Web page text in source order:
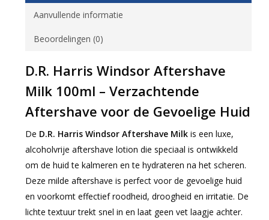
Aanvullende informatie
Beoordelingen (0)
D.R. Harris Windsor Aftershave
Milk 100ml – Verzachtende
Aftershave voor de Gevoelige Huid
De D.R. Harris Windsor Aftershave Milkis een luxe,
alcoholvrije aftershave lotion die speciaal is ontwikkeld
om de huid te kalmeren en te hydrateren na het scheren.
Deze milde aftershave is perfect voor de gevoelige huid
en voorkomt effectief roodheid, droogheid en irritatie. De
lichte textuur trekt snel in en laat geen vet laagje achter.